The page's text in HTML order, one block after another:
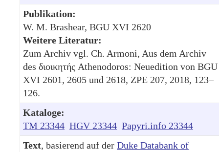
Publikation:
W. M. Brashear, BGU XVI 2620
Weitere Literatur:
Zum Archiv vgl. Ch. Armoni, Aus dem Archiv
des διοικητής Athenodoros: Neuedition von BGU
XVI 2601, 2605 und 2618, ZPE 207, 2018, 123–
126.
Kataloge:
TM 23344 HGV 23344 Papyri.info 23344
Text, basierend auf der Duke Databank of